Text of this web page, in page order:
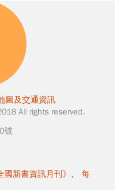
圖及交通資訊
All rights reserved.
號
國新書資訊月刊》 、 每